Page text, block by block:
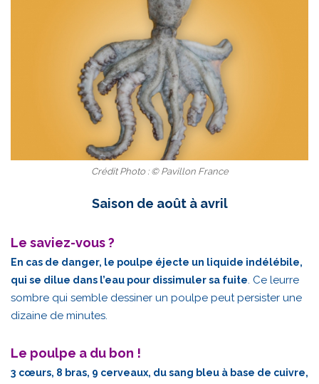
Crédit Photo : © Pavillon France
Saison de août à avril
Le saviez-vous ?
En cas de danger, le poulpe éjecte un liquide indélébile,
qui se dilue dans l’eau pour dissimuler sa fuite. Ce leurre
sombre qui semble dessiner un poulpe peut persister une
dizaine de minutes.
Le poulpe a du bon !
3 cœurs, 8 bras, 9 cerveaux, du sang bleu à base de cuivre,